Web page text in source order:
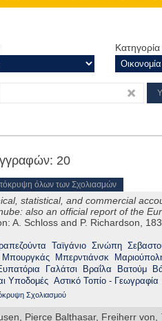
Κατηγορία
20
όλων των Σχολιασμών
statistical, and commercial
also an official report of the
A. Schloss and P. Richardson,
Ταϊγάνιο Σινώπη
Μπουργκάς Μπερντιάνσκ
Γαλάτσι Βραΐλα Βατούμ
Υποδομές Αστικό Τοπίο - Γεωγραφία
Σχολιασμού
Pierce Balthasar, Freiherr von,